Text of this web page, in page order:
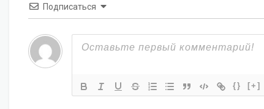
Подписаться
{} [+]